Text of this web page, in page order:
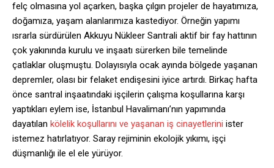
felç olmasına yol açarken, başka çılgın projeler de hayatımıza,
doğamıza, yaşam alanlarımıza kastediyor. Örneğin yapımı
ısrarla sürdürülen Akkuyu Nükleer Santrali aktif bir fay hattının
çok yakınında kurulu ve inşaatı sürerken bile temelinde
çatlaklar oluşmuştu. Dolayısıyla ocak ayında bölgede yaşanan
depremler, olası bir felaket endişesini iyice artırdı. Birkaç hafta
önce santral inşaatındaki işçilerin çalışma koşullarına karşı
yaptıkları eylem ise, İstanbul Havalimanı’nın yapımında
dayatılan kölelik koşullarını ve yaşanan iş cinayetlerini ister
istemez hatırlatıyor. Saray rejiminin ekolojik yıkımı, işçi
düşmanlığı ile el ele yürüyor.